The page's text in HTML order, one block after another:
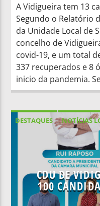
A Vidigueira tem 13
Segundo o Relatório
da Unidade Local de
concelho de
covid-19, e um total
337 recuperados e 8
inicio da pandemia.
DESTAQUES
NOTÍCIAS
NOTÍCIAS NACIONAIS
CDU DE
100